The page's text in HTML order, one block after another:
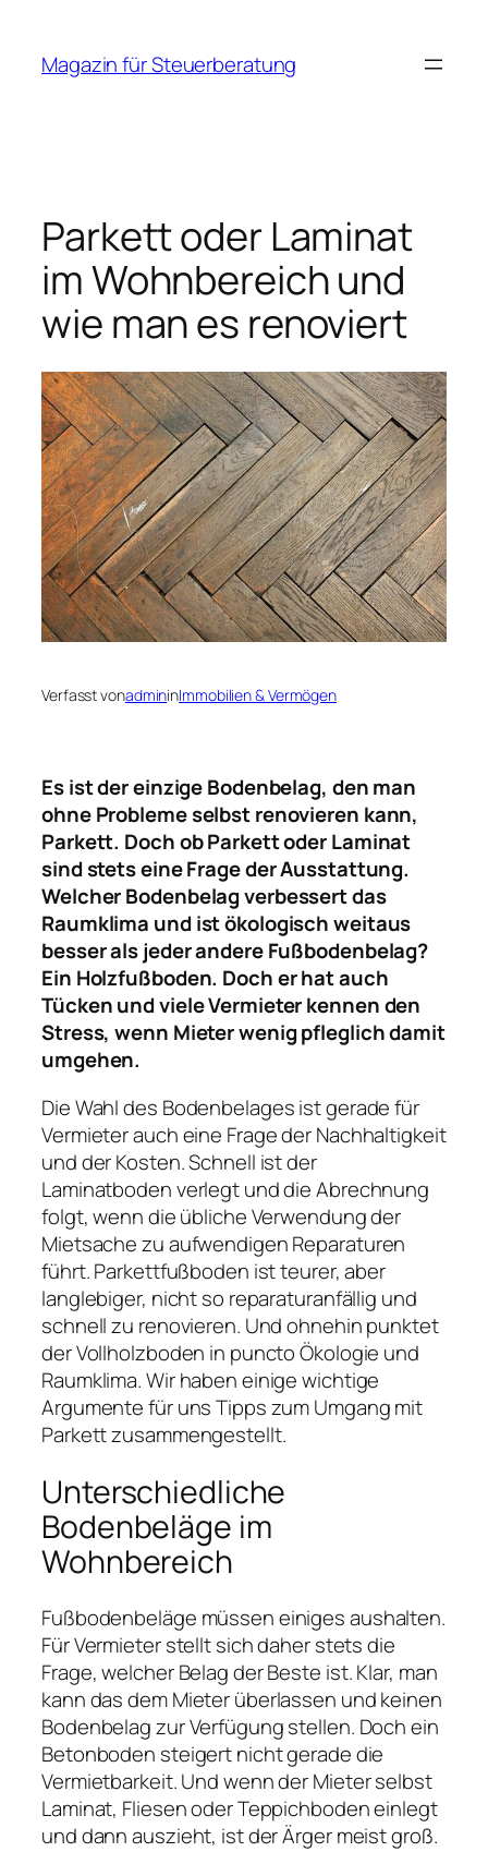
springen
Magazin für Steuerberatung
Parkett oder Laminat
im Wohnbereich und
wie man es renoviert
Verfasst vonadmininImmobilien & Vermögen
Es ist der einzige Bodenbelag, den man
ohne Probleme selbst renovieren kann,
Parkett. Doch ob Parkett oder Laminat
sind stets eine Frage der Ausstattung.
Welcher Bodenbelag verbessert das
Raumklima und ist ökologisch weitaus
besser als jeder andere Fußbodenbelag?
Ein Holzfußboden. Doch er hat auch
Tücken und viele Vermieter kennen den
Stress, wenn Mieter wenig pfleglich damit
umgehen.
Die Wahl des Bodenbelages ist gerade für
Vermieter auch eine Frage der Nachhaltigkeit
und der Kosten. Schnell ist der
Laminatboden verlegt und die Abrechnung
folgt, wenn die übliche Verwendung der
Mietsache zu aufwendigen Reparaturen
führt. Parkettfußboden ist teurer, aber
langlebiger, nicht so reparaturanfällig und
schnell zu renovieren. Und ohnehin punktet
der Vollholzboden in puncto Ökologie und
Raumklima. Wir haben einige wichtige
Argumente für uns Tipps zum Umgang mit
Parkett zusammengestellt.
Unterschiedliche
Bodenbeläge im
Wohnbereich
Fußbodenbeläge müssen einiges aushalten.
Für Vermieter stellt sich daher stets die
Frage, welcher Belag der Beste ist. Klar, man
kann das dem Mieter überlassen und keinen
Bodenbelag zur Verfügung stellen. Doch ein
Betonboden steigert nicht gerade die
Vermietbarkeit. Und wenn der Mieter selbst
Laminat, Fliesen oder Teppichboden einlegt
und dann auszieht, ist der Ärger meist groß.